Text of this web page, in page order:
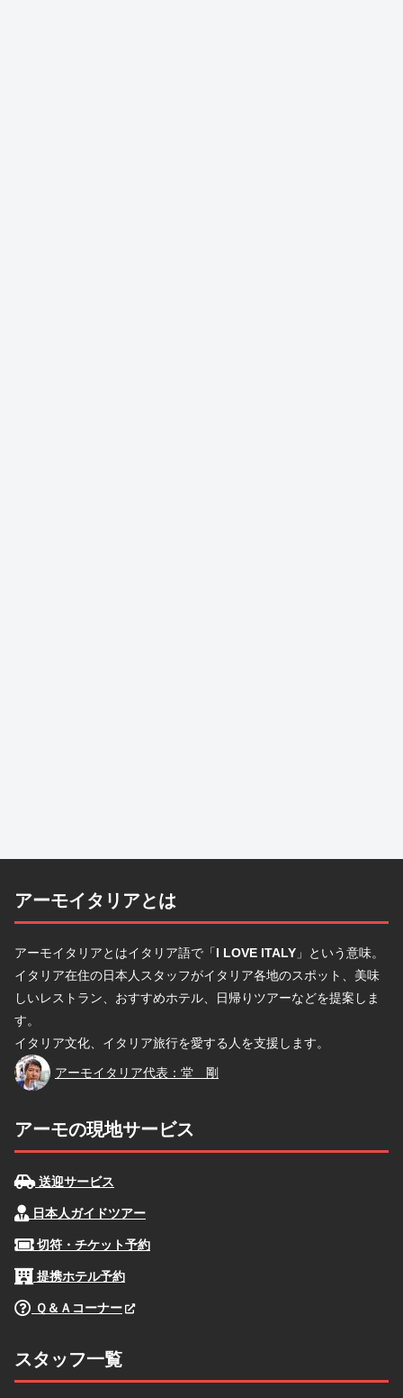
アーモイタリアとは
アーモイタリアとはイタリア語で「I LOVE ITALY 」という意味。
イタリア在住の日本人スタッフがイタリア各地のスポット、美味
しいレストラン、おすすめホテル、日帰りツアーなどを提案しま
す。
イタリア文化、イタリア旅行を愛する人を支援します。
堂
アーモイタリア代表：堂 剛
アーモの現地サービス
送迎サービス
日本人ガイドツアー
切符・チケット予約
提携ホテル予約
Ｑ＆Ａコーナー
スタッフ一覧